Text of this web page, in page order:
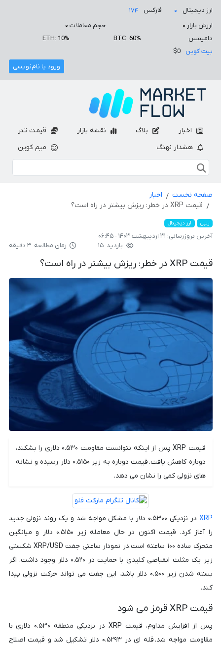
ارز دیجیتال ۰ فارکس
۱۷۴
ارزش بازار ۰ حجم معاملات ۰
دامیننس
BTC: 60%
ETH: 10%
بیت کوین
$0
ورود یا نام‌نویسی
اخبار بلاگ نقشه بازار
قیمت تتر
هشدار نهنگ
میم کوین
صفحه نخست
اخبار
قیمت XRP در خطر: ریزش بیشتر در راه است؟
ریپل ارز دیجیتال
آخرین بروزرسانی: ۳۱ اردیبهشت ۱۴۰۳ - ۰۶:۴۵
بازدید: ۱۵
زمان مطالعه: ۳ دقیقه
قیمت XRP در خطر: ریزش بیشتر در راه است؟
قیمت XRP پس از اینکه نتوانست مقاومت ۰.۵۳۰ دلاری را بشکند،
دوباره کاهش یافت. قیمت دوباره به زیر ۰.۵۱۵۰ دلار رسیده و نشانه
های نزولی کمی را نشان می دهد.
XRP
در نزدیکی ۰.۵۳۰۰ دلار با مشکل مواجه شد و یک روند نزولی جدید
را آغاز کرد. قیمت اکنون در حال معامله زیر ۰.۵۱۵۰ دلار و میانگین
متحرک ساده ۱۰۰ ساعته است.در نمودار ساعتی جفت XRP/USD شکستی
زیر یک مثلث انقباضی کلیدی با حمایت در ۰.۵۲۰ دلار وجود داشت. اگر
بسته شدن زیر ۰.۵۰۰ دلار باشد، این جفت می تواند حرکت نزولی پیدا
کند.
قیمت XRP قرمز می شود
پس از افزایش مداوم، قیمت XRP در نزدیکی منطقه ۰.۵۳۰ دلاری با
مقاومت مواجه شد. قله ای در ۰.۵۲۹۳ دلار تشکیل شد و قیمت اصلاح